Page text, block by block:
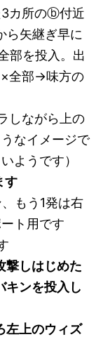
3カ所のⓑ付近
ら矢継ぎ早に
部を投入。出
×全部→味方の
しながら上の
なイメージで
ようです）
す
もう1発は右
ト用です
しはじめた
ンを投入し
上のウィズ